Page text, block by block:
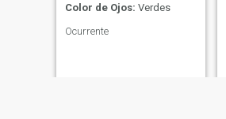
Color de Ojos: Verdes
Ocurrente